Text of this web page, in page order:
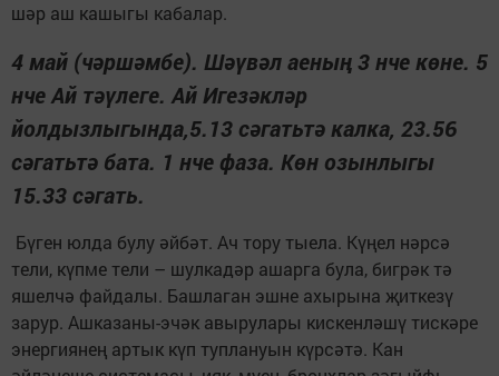
шәр аш кашыгы кабалар.
4 май (чәршәмбе). Шәүвәл аеның 3 нче көне. 5
нче Ай тәүлеге. Ай Игезәкләр
йолдызлыгында,5.13 сәгатьтә калка, 23.56
сәгатьтә бата. 1 нче фаза. Көн озынлыгы
15.33 сәгать.
Бүген юлда булу әйбәт. Ач тору тыела. Күңел нәрсә
тели, күпме тели – шулкадәр ашарга була, бигрәк тә
яшелчә файдалы. Башлаган эшне ахырына җиткезү
зарур. Ашказаны-эчәк авырулары кискенләшү тискәре
энергиянең артык күп туплануын күрсәтә. Кан